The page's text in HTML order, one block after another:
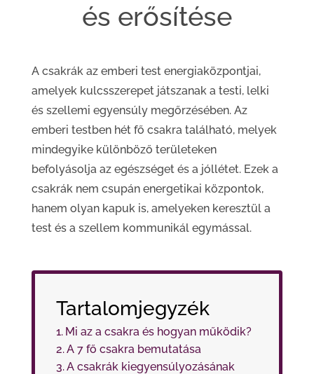
és erősítése
A csakrák az emberi test energiaközpontjai,
amelyek kulcsszerepet játszanak a testi, lelki
és szellemi egyensúly megőrzésében. Az
emberi testben hét fő csakra található, melyek
mindegyike különböző területeken
befolyásolja az egészséget és a jóllétet. Ezek a
csakrák nem csupán energetikai központok,
hanem olyan kapuk is, amelyeken keresztül a
test és a szellem kommunikál egymással.
Tartalomjegyzék
Mi az a csakra és hogyan működik?
A 7 fő csakra bemutatása
A csakrák kiegyensúlyozásának